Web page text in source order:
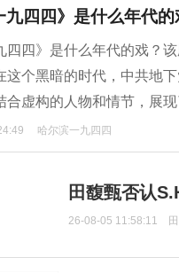
九四四》是什么年代
四四》是什么年代的戏？
这个黑暗的时代，中共地
合虚构的人物和情节，展
哈尔滨一九四四
田馥甄否认
26-08-05 11:58:11